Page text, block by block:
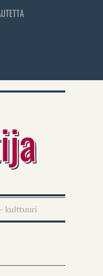
kulttuuri